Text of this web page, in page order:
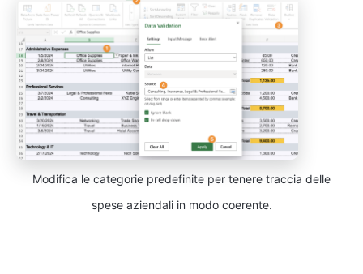
Modifica le categorie predefinite per tenere traccia delle
spese aziendali in modo coerente.